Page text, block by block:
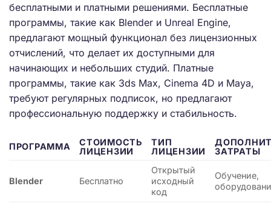
бесплатными и платными решениями. Бесплатные
программы, такие как Blender и Unreal Engine,
предлагают мощный функционал без лицензионных
отчислений, что делает их доступными для
начинающих и небольших студий. Платные
программы, такие как 3ds Max, Cinema 4D и Maya,
требуют регулярных подписок, но предлагают
профессиональную поддержку и стабильность.
ПРОГРАММА
СТОИМОСТЬ
ЛИЦЕНЗИИ
ТИП
ЛИЦЕНЗИИ
ЗАТРАТЫ
Blender Бесплатно
Открытый
исходный
код
Обучение,